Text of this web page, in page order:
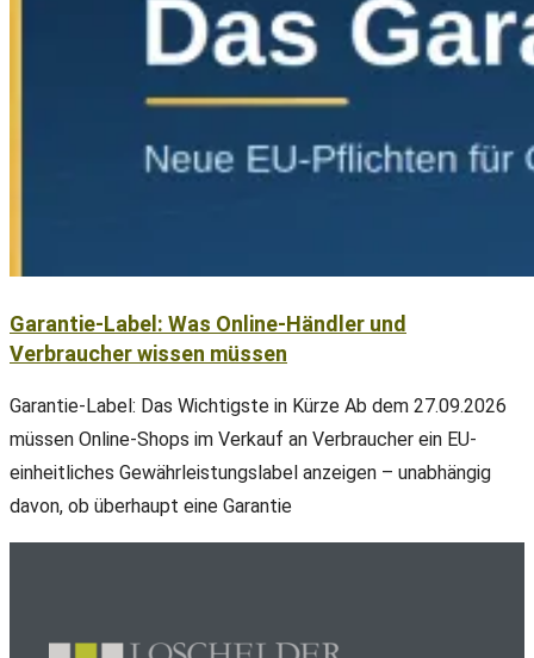
Garantie-Label: Was Online-Händler und
Verbraucher wissen müssen
Garantie-Label: Das Wichtigste in Kürze Ab dem 27.09.2026
müssen Online-Shops im Verkauf an Verbraucher ein EU-
einheitliches Gewährleistungslabel anzeigen – unabhängig
davon, ob überhaupt eine Garantie